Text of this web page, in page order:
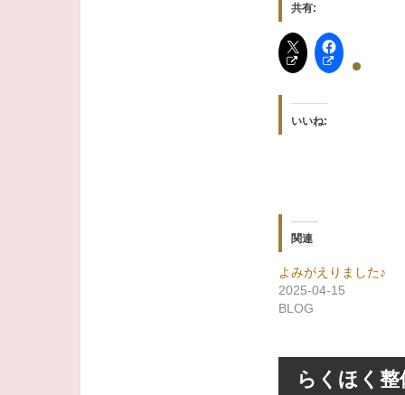
共有:
いいね:
関連
よみがえりました♪
2025-04-15
BLOG
らくほく